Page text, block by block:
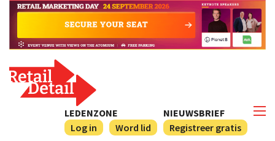
NIEUWSBRIEF
Registreer gratis
LEDENZONE
Log in
Word lid